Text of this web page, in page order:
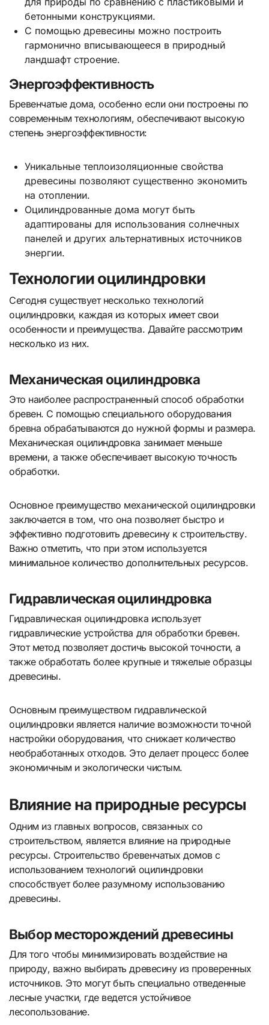
бетонными конструкциями.
С помощью древесины можно построить
гармонично вписывающееся в природный
ландшафт строение.
Энергоэффективность
Бревенчатые дома, особенно если они построены по
современным технологиям, обеспечивают высокую
степень энергоэффективности:
Уникальные теплоизоляционные свойства
древесины позволяют существенно экономить
на отоплении.
Оцилиндрованные дома могут быть
адаптированы для использования солнечных
панелей и других альтернативных источников
энергии.
Технологии оцилиндровки
Сегодня существует несколько технологий
оцилиндровки, каждая из которых имеет свои
особенности и преимущества. Давайте рассмотрим
несколько из них.
Механическая оцилиндровка
Это наиболее распространенный способ обработки
бревен. С помощью специального оборудования
бревна обрабатываются до нужной формы и размера.
Механическая оцилиндровка занимает меньше
времени, а также обеспечивает высокую точность
обработки.
Основное преимущество механической оцилиндровки
заключается в том, что она позволяет быстро и
эффективно подготовить древесину к строительству.
Важно отметить, что при этом используется
минимальное количество дополнительных ресурсов.
Гидравлическая оцилиндровка
Гидравлическая оцилиндровка использует
гидравлические устройства для обработки бревен.
Этот метод позволяет достичь высокой точности, а
также обработать более крупные и тяжелые образцы
древесины.
Основным преимуществом гидравлической
оцилиндровки является наличие возможности точной
настройки оборудования, что снижает количество
необработанных отходов. Это делает процесс более
экономичным и экологически чистым.
Влияние на природные ресурсы
Одним из главных вопросов, связанных со
строительством, является влияние на природные
ресурсы. Строительство бревенчатых домов с
использованием технологий оцилиндровки
способствует более разумному использованию
древесины.
Выбор месторождений древесины
Для того чтобы минимизировать воздействие на
природу, важно выбирать древесину из проверенных
источников. Это могут быть специально отведенные
лесные участки, где ведется устойчивое
лесопользование.